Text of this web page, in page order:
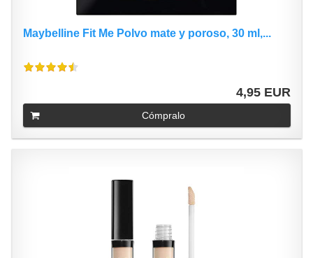
Maybelline Fit Me Polvo mate y poroso, 30 ml,...
4,95 EUR
Cómpralo